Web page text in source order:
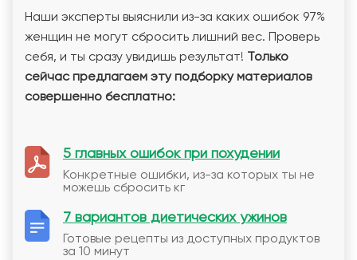
Наши эксперты выяснили из-за каких ошибок 97%
женщин не могут сбросить лишний вес. Проверь
себя, и ты сразу увидишь результат! Только
сейчас предлагаем эту подборку материалов
совершенно бесплатно:
5 главных ошибок при похудении
Конкретные ошибки, из-за которых ты не
можешь сбросить кг
7 вариантов диетических ужинов
Готовые рецепты из доступных продуктов
за 10 минут